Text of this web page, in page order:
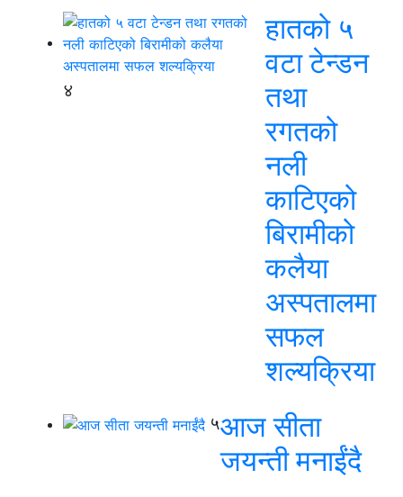
४
हातको ५
वटा टेन्डन
तथा
रगतको
नली
काटिएको
बिरामीको
कलैया
अस्पतालमा
सफल
शल्यक्रिया
५आज सीता
जयन्ती मनाईंदै